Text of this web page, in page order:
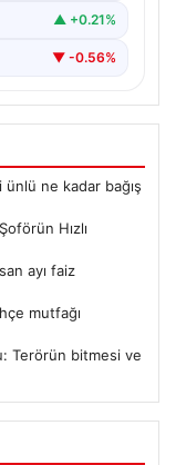
▲ +0.21%
▼ -0.56%
ne kadar bağış
Hızlı
ayı faiz
mutfağı
Terörün bitmesi ve